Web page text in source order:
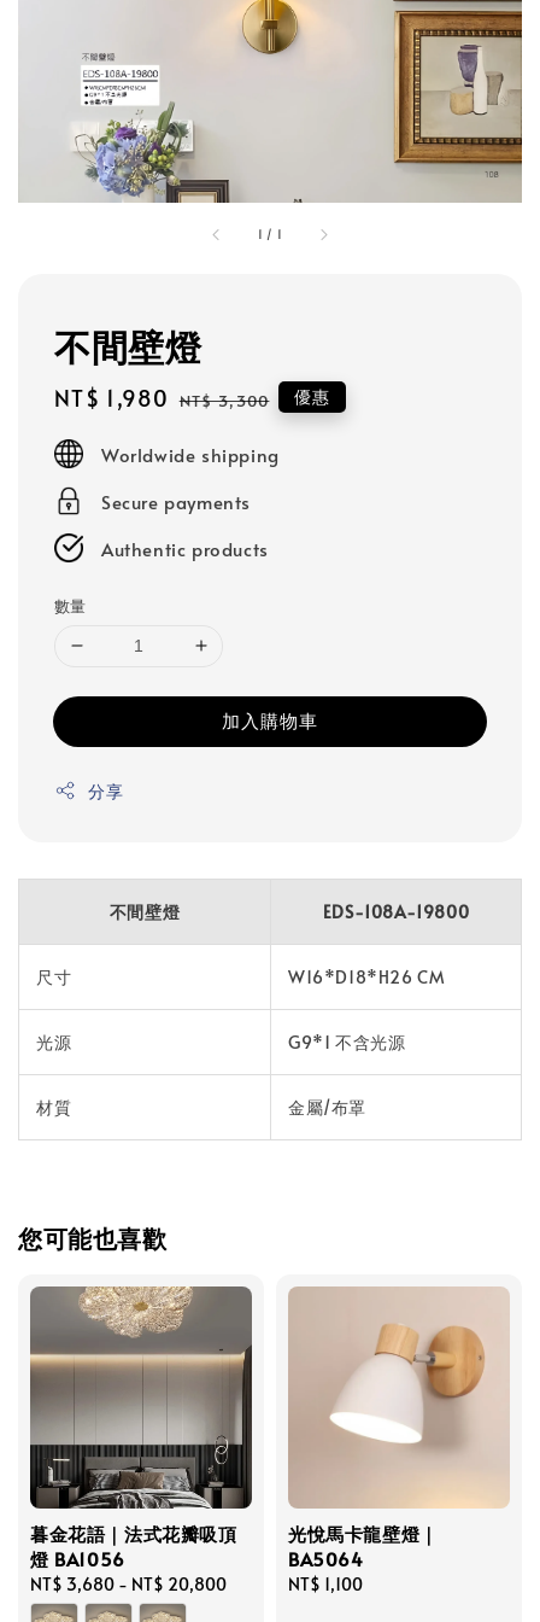
1 / 1
不間壁燈
Sale
NT$ 1,980 Regular
NT$ 3,300 優惠
Worldwide shipping
Secure payments
Authentic products
數量
加入購物車
分享
不間壁燈 EDS-108A-19800
尺寸 W16*D18*H26 CM
光源 G9*1 不含光源
材質 金屬/布罩
您可能也喜歡
暮金花語｜法式花瓣吸頂
燈 BA1056
Regular
price
NT$ 3,680 - NT$ 20,800
光悅馬卡龍壁燈｜
BA5064
Regular
NT$ 1,100